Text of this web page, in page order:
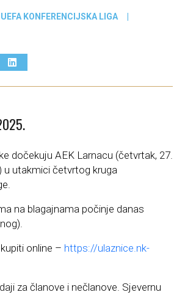
UEFA KONFERENCIJSKA LIGA
|
dočekuju AEK Larnacu (četvrtak, 27.
u utakmici četvrtog kruga
na blagajnama počinje danas
online – https://ulaznice.nk-
za članove i nečlanove. Sjevernu